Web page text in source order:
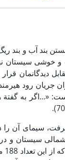
بند آب و
دیدگانمان قرار
جریان رود هیرمند
است: «...اگر به
سیمای آن را